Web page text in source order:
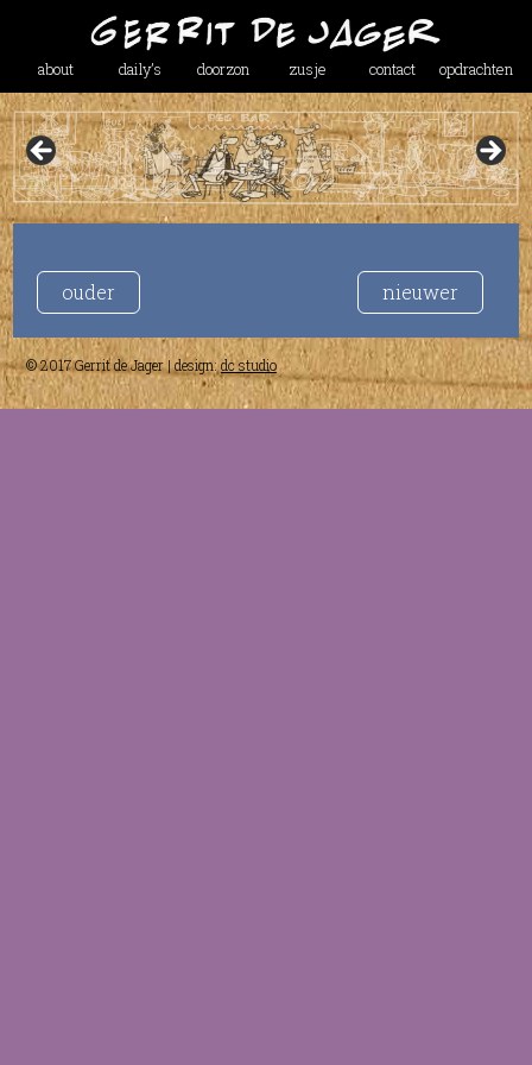
about daily’s doorzon zusje contact opdrachten
ouder nieuwer
© 2017 Gerrit de Jager | design:dc studio